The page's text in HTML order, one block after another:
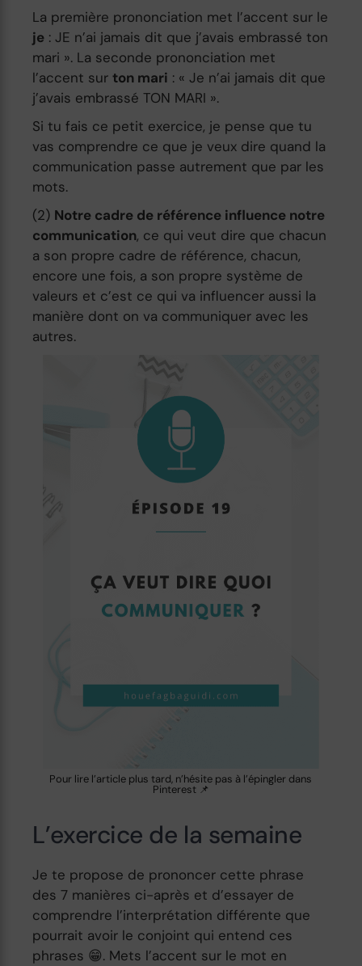
La première prononciation met l’accent sur le
je : JE n’ai jamais dit que j’avais embrassé ton
mari ». La seconde prononciation met
l’accent surton mari : « Je n’ai jamais dit que
j’avais embrassé TON MARI ».
Si tu fais ce petit exercice, je pense que tu
vas comprendre ce que je veux dire quand la
communication passe autrement que par les
mots.
(2) Notre cadre de référence influence notre
communication, ce qui veut dire que chacun
a son propre cadre de référence, chacun,
encore une fois, a son propre système de
valeurs et c’est ce qui va influencer aussi la
manière dont on va communiquer avec les
autres.
Pour lire l’article plus tard, n’hésite pas à l’épingler dans
Pinterest 📌
L’exercice de la semaine
Je te propose de prononcer cette phrase
des 7 manières ci-après et d’essayer de
comprendre l’interprétation différente que
pourrait avoir le conjoint qui entend ces
phrases 😁. Mets l’accent sur le mot en